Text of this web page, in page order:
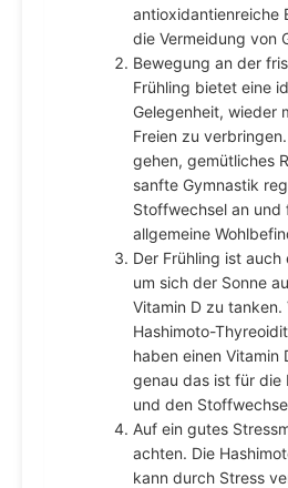
antioxidantienreiche
die Vermeidung von
Bewegung an der
Frühling bietet eine
Gelegenheit, wieder
Freien zu
gehen, gemütliches
sanfte Gymnastik
Stoffwechsel an und
allgemeine
Der Frühling ist auch
um sich der Sonne
Vitamin D zu tanken.
Hashimoto-
haben einen Vitamin
genau das ist für die
und den
Auf ein gutes
achten. Die
kann durch Stress